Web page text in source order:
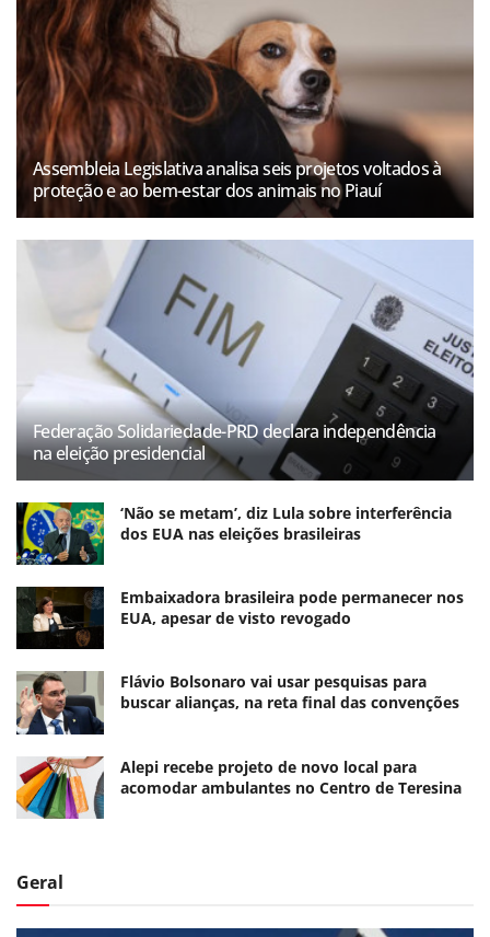
Assembleia Legislativa analisa seis projetos voltados à
proteção e ao bem-estar dos animais no Piauí
Federação Solidariedade-PRD declara independência
na eleição presidencial
‘Não se metam’, diz Lula sobre interferência
dos EUA nas eleições brasileiras
Embaixadora brasileira pode permanecer nos
EUA, apesar de visto revogado
Flávio Bolsonaro vai usar pesquisas para
buscar alianças, na reta final das convenções
Alepi recebe projeto de novo local para
acomodar ambulantes no Centro de Teresina
Geral